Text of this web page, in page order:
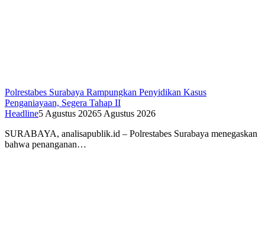
Polrestabes Surabaya Rampungkan Penyidikan Kasus
Penganiayaan, Segera Tahap II
Headline5 Agustus 20265 Agustus 2026
SURABAYA, analisapublik.id – Polrestabes Surabaya menegaskan
bahwa penanganan…